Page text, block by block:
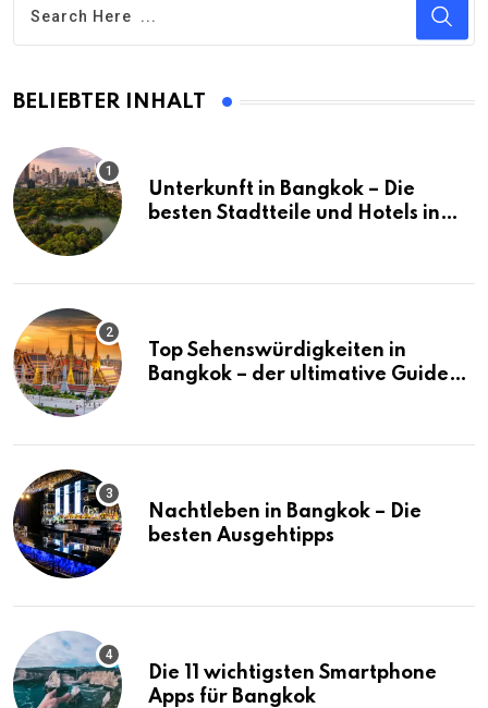
BELIEBTER INHALT
Unterkunft in Bangkok – Die
besten Stadtteile und Hotels in
Top Sehenswürdigkeiten in
Bangkok – der ultimative Guide
Nachtleben in Bangkok – Die
besten Ausgehtipps
Die 11 wichtigsten Smartphone
Apps für Bangkok